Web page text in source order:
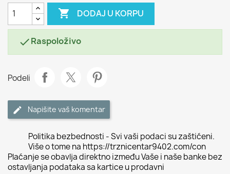
 DODAJ U KORPU
Raspoloživo
Podeli
Napišite vaš komentar
Politika bezbednosti - Svi vaši podaci su zaštićeni.
Više o tome na https://trznicentar9402.com/con
Plaćanje se obavlja direktno između Vaše i naše banke bez
ostavljanja podataka sa kartice u prodavni